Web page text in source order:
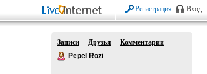
Регистрация Вход
Записи Друзья
Комментарии
Pepel Rozi